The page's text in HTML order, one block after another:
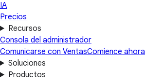
IA
Precios
Recursos
Consola del administrador
Comunicarse con VentasComience ahora
Soluciones
Productos